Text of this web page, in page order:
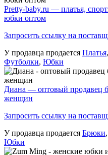
Pretty-baby.ru — платья,
юбки оптом
Запросить ссылку на
У продавца продается Платья,
Футболки, Юбки
Диана — оптовый продавец
женщин
Запросить ссылку на
У продавца продается Брюки,
Юбки